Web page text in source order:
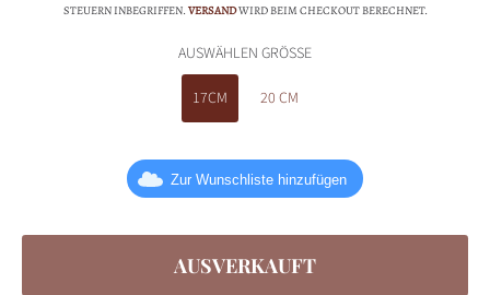
STEUERN INBEGRIFFEN. VERSANDWIRD BEIM CHECKOUT BERECHNET.
AUSWÄHLEN GRÖSSE
17CM 20 CM
Zur Wunschliste hinzufügen
AUSVERKAUFT